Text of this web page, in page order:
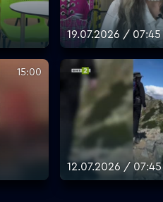
19.07.2026 / 07:45
15:00
12.07.2026 / 07:45